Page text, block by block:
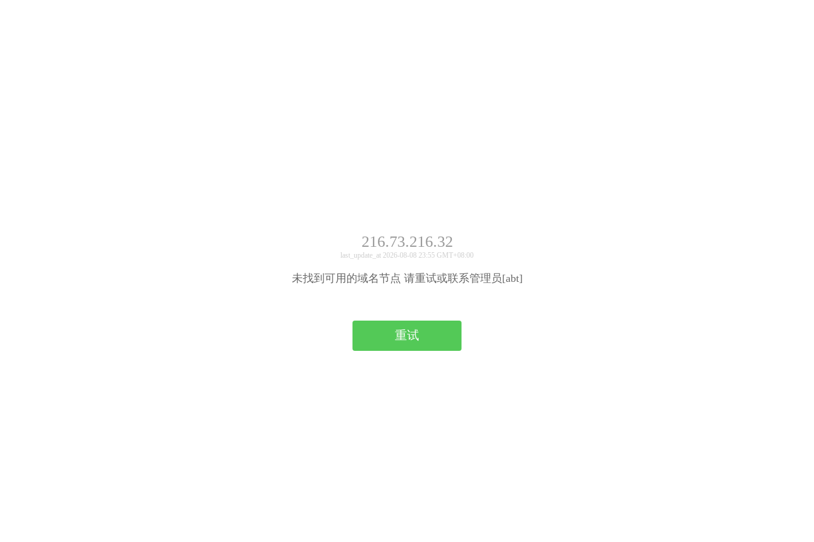
216.73.216.32
last_update_at 2026-08-08 23:55 GMT+08:00
未找到可用的域名节点 请重试或联系管理员[abt]
重试